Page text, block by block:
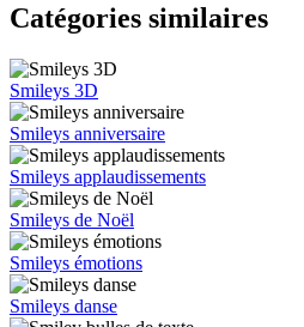
Catégories similaires
Smileys 3D
Smileys anniversaire
Smileys applaudissements
Smileys de Noël
Smileys émotions
Smileys danse